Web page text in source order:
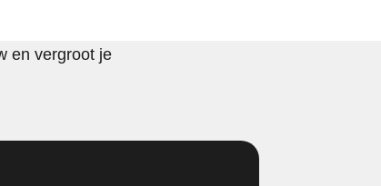
en vergroot je